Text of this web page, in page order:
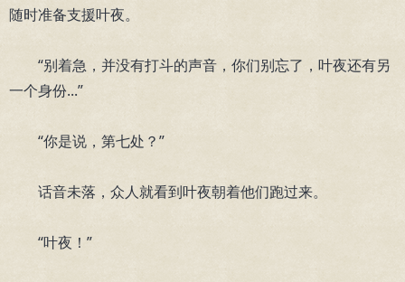
随时准备支援叶夜。
“别着急，并没有打斗的声音，你们别忘了，叶夜还有另
一个身份...”
“你是说，第七处？”
话音未落，众人就看到叶夜朝着他们跑过来。
“叶夜！”